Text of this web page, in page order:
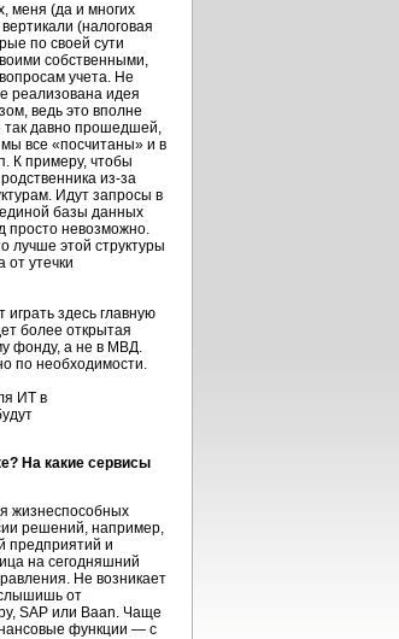
меня (да и многих
(налоговая
по своей сути
собственными,
учета. Не
реализована идея
ведь это вполне
так давно прошедшей,
все «посчитаны» и в
К примеру, чтобы
из-за
Идут запросы в
базы данных
просто невозможно.
лучше этой структуры
утечки
здесь главную
более открытая
фонду, а не в МВД.
по необходимости.
ИТ в
На какие сервисы
жизнеспособных
решений, например,
предприятий и
на сегодняшний
Не возникает
слышишь от
SAP или Baan. Чаще
функции — с